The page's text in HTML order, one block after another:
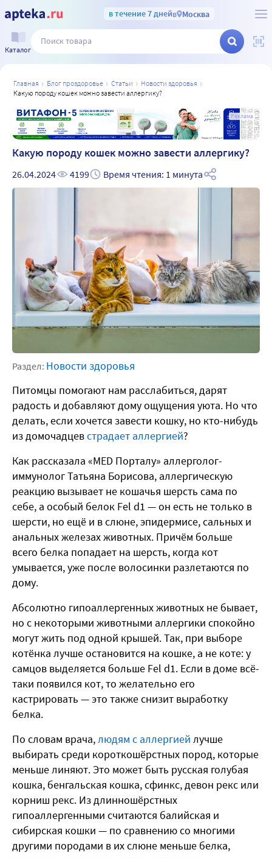
в течение 7 днейв Москва
Каталог
главная блог проздоровье статьи
новости здоровья
какую породу кошек можно завести аллергику?
Реклама
Какую породу кошек можно завести аллергику?
26.04.2024 4199 Время чтения: 1 минута
Раздел: Новости здоровья
Питомцы помогают нам расслабиться, дарят
радость и добавляют дому ощущения уюта. Но что
делать, если хочется завести кошку, но кто-нибудь
из домочадцевстрадает аллергией?
Как рассказала «MED Порталу» аллерголог-
иммунолог Татьяна Борисова, аллергическую
реакцию вызывает не кошачья шерсть сама по
себе, а особый белок Fel d1 — он есть не только в
шерсти, но ещё и в слюне, эпидермисе, сальных и
анальных железах животных. Причём больше
всего белка попадает на шерсть, когда кот
умывается, уже после волосинки разлетаются по
дому.
Абсолютно гипоаллергенных животных не бывает,
но с некоторыми животными аллергики спокойно
могут жить под одной крышей. Так, при выборе
котёнка лучше остановится на кошке, а не коте: у
самцов выделяется больше Fel d1. Если в доме всё-
таки появился кот, то желательно его
кастрировать — это также снизит выработку
белка.
По словам врача,людям с аллергией лучше
выбирать среди короткошёрстных пород, которые
меньше линяют. Это может быть русская голубая
кошка, бенгальская кошка, сфинкс, девон рекс или
корниш рекс. Из длинношёрстных
гипоаллергенными считаются балийская и
сибирская кошки — по сравнению со многими
другими породами в их слюне меньше белка,